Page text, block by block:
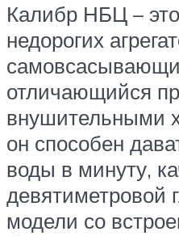
Калибр НБЦ –
недорогих
отличающийся
внушительными
он способен
воды в минуту,
девятиметровой
модели со